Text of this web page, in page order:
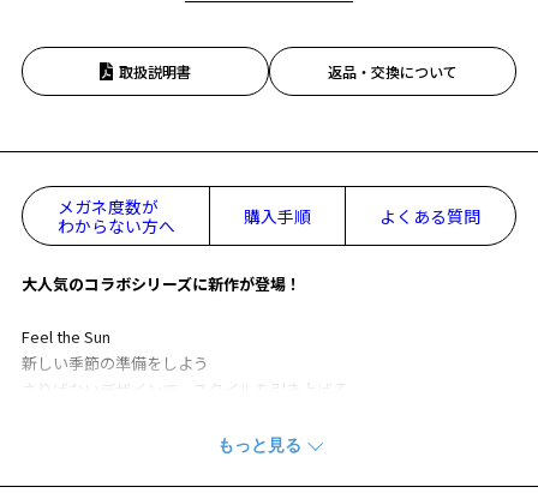
取扱説明書 返品・交換について
メガネ度数が
わからない方へ
購入手順 よくある質問
大人気のコラボシリーズに新作が登場！
Feel the Sun
新しい季節の準備をしよう
さりげないデザインで、スタイルを引き上げる。